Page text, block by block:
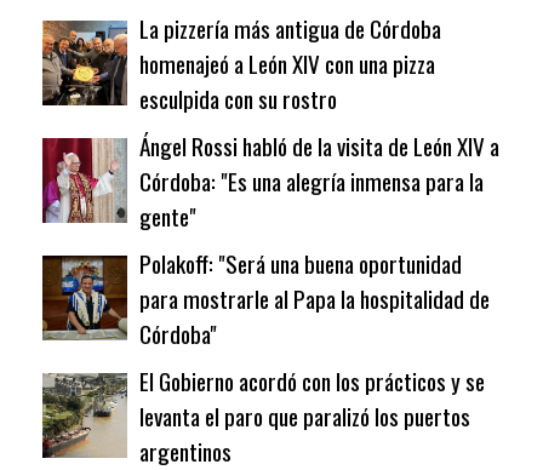
La pizzería más antigua de Córdoba
homenajeó a León XIV con una pizza
esculpida con su rostro
Ángel Rossi habló de la visita de León XIV a
Córdoba: "Es una alegría inmensa para la
gente"
Polakoff: "Será una buena oportunidad
para mostrarle al Papa la hospitalidad de
Córdoba"
El Gobierno acordó con los prácticos y se
levanta el paro que paralizó los puertos
argentinos